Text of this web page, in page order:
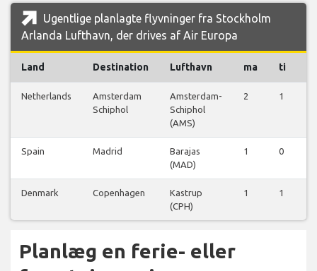
Ugentlige planlagte flyvninger fra Stockholm
Arlanda Lufthavn, der drives af Air Europa
Land Destination Lufthavn ma ti
Netherlands
Amsterdam
Schiphol
Amsterdam-
Schiphol
(AMS)
2 1
Spain Madrid
Barajas
(MAD)
1 0
Denmark Copenhagen
Kastrup
(CPH)
1 1
Planlæg en ferie- eller